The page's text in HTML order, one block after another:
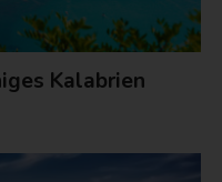
Kalabrien